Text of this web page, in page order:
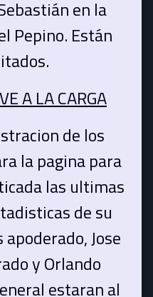
en la
Pepino. Están
A LA CARGA
de los
la pagina para
las ultimas
de su
Jose
y Orlando
estaran al